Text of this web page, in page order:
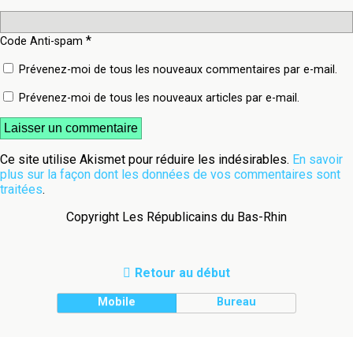
Code Anti-spam *
Prévenez-moi de tous les nouveaux commentaires par e-mail.
Prévenez-moi de tous les nouveaux articles par e-mail.
Ce site utilise Akismet pour réduire les indésirables. En savoir
plus sur la façon dont les données de vos commentaires sont
traitées.
Copyright Les Républicains du Bas-Rhin
Retour au début
Mobile Bureau